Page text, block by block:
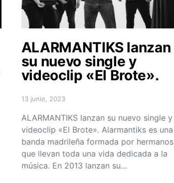
ALARMANTIKS lanzan
su nuevo single y
videoclip «El Brote».
Posted on
13 junio, 2023
ALARMANTIKS lanzan su nuevo single y
videoclip «El Brote». Alarmantiks es una
banda madrileña formada por hermanos
que llevan toda una vida dedicada a la
música. En 2013 lanzan su…